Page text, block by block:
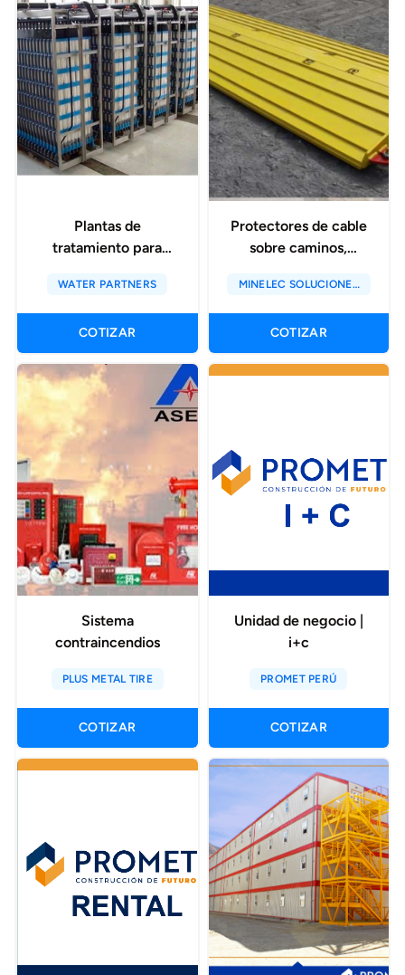
Plantas de
tratamiento para
WATER PARTNERS
COTIZAR
Protectores de cable
sobre caminos,
MINELEC SOLUCIONES
COTIZAR
Sistema
contraincendios
PLUS METAL TIRE
COTIZAR
Unidad de negocio |
i+c
PROMET PERÚ
COTIZAR